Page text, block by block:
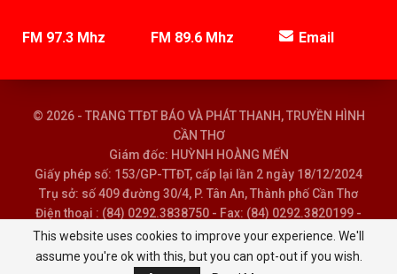
FM 97.3 Mhz FM 89.6 Mhz Email
© 2026 - TRANG TTĐT BÁO VÀ PHÁT THANH, TRUYỀN HÌNH
CẦN THƠ
Giám đốc: HUỲNH HOÀNG MẾN
Giấy phép số: 153/GP-TTĐT, cấp lại lần 2 ngày 18/12/2024
Trụ sở: số 409 đường 30/4, P. Tân An, Thành phố Cần Thơ
Điện thoại : (84) 0292.3838750 - Fax: (84) 0292.3820199 -
Email : baoptth@cantho.gov.vn
This website uses cookies to improve your experience. We'll
assume you're ok with this, but you can opt-out if you wish.